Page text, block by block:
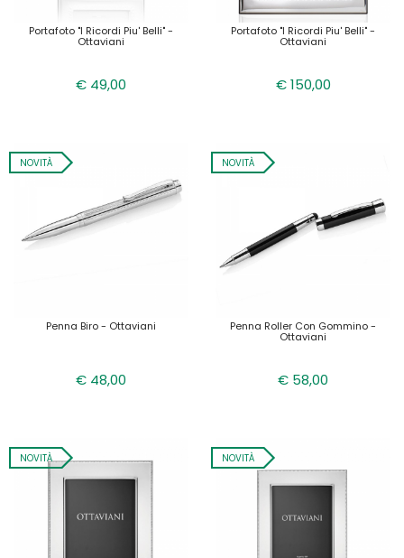
Portafoto "i Ricordi Piu' Belli" -
Ottaviani
€ 49,00
Portafoto "i Ricordi Piu' Belli" -
Ottaviani
€ 150,00
NOVITÀ
Penna Biro - Ottaviani
€ 48,00
NOVITÀ
Penna Roller Con Gommino -
Ottaviani
€ 58,00
NOVITÀ NOVITÀ